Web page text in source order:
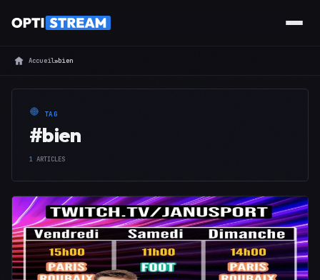
Accueil»bien
TAG
#bien
1 ARTICLES